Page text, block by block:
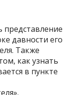
давности его
Также
как узнать
в пункте